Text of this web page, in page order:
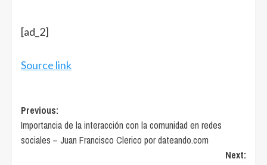
[ad_2]
Source link
Post
navigation
Previous:
Importancia de la interacción con la comunidad en redes
sociales – Juan Francisco Clerico por dateando.com
Next: